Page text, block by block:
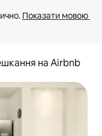
Показати мовою
на Airbnb